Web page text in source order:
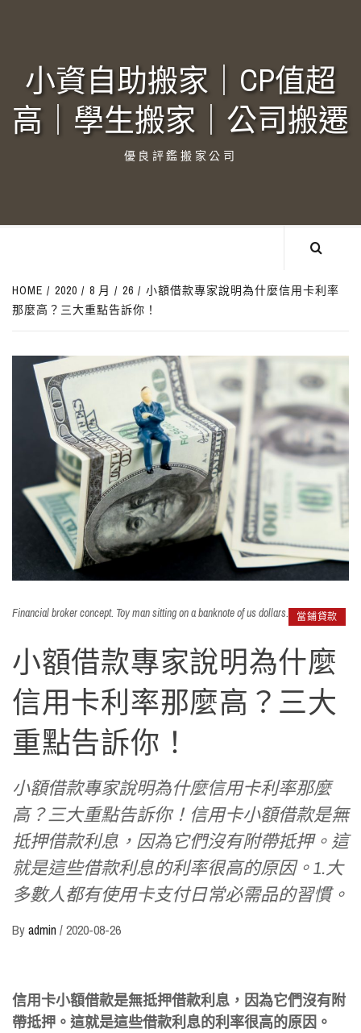
小資自助搬家｜CP值超
高｜學生搬家｜公司搬遷‎
優良評鑑搬家公司
HOME 2020 8 月 26
小額借款專家說明為什麼信用卡利率
那麼高？三大重點告訴你！
Financial broker concept. Toy man sitting on a banknote of us dollars. 當鋪貸款
小額借款專家說明為什麼
信用卡利率那麼高？三大
重點告訴你！
小額借款專家說明為什麼信用卡利率那麼
高？三大重點告訴你！信用卡小額借款是無
抵押借款利息，因為它們沒有附帶抵押。這
就是這些借款利息的利率很高的原因。1.大
多數人都有使用卡支付日常必需品的習慣。
Byadmin /2020-08-26
信用卡小額借款是無抵押借款利息，因為它們沒有附
帶抵押。這就是這些借款利息的利率很高的原因。